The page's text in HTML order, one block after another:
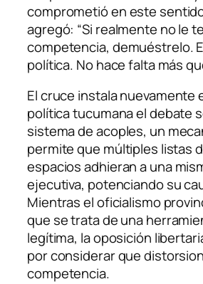
comprometió en este
agregó: “Si realmente no le
competencia, demuéstrelo.
política. No hace falta más
El cruce instala nuevamente
política tucumana el debate
sistema de acoples, un
permite que múltiples listas
espacios adhieran a una
ejecutiva, potenciando su
Mientras el oficialismo
que se trata de una
legítima, la oposición
por considerar que
competencia.